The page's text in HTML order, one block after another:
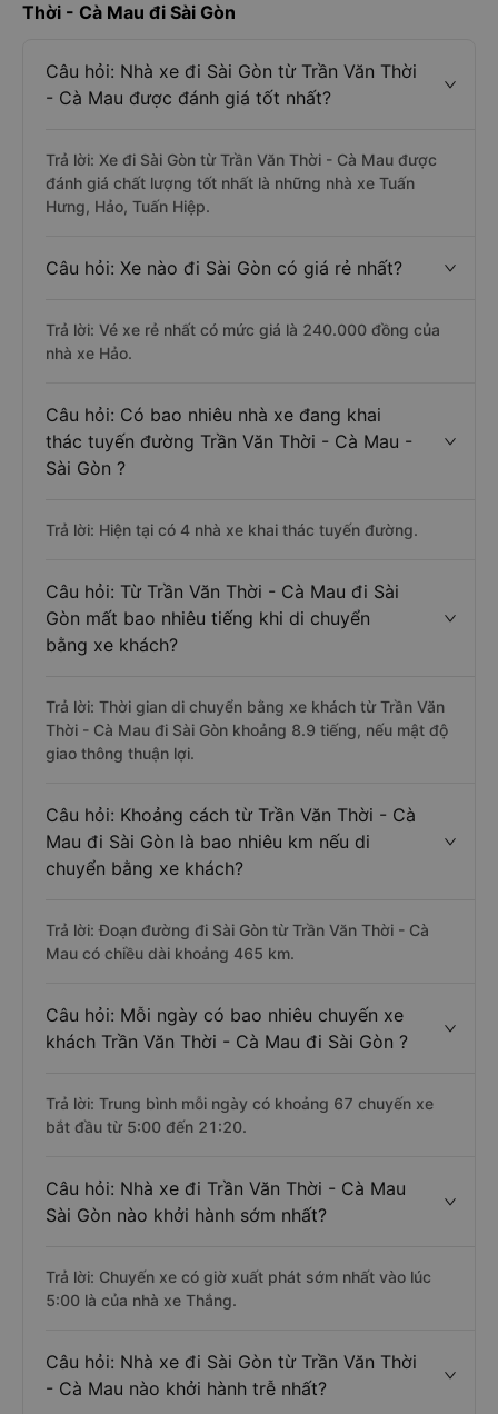
Thời - Cà Mau đi Sài Gòn
Câu hỏi: Nhà xe đi Sài Gòn từ Trần Văn Thời
- Cà Mau được đánh giá tốt nhất?
Trả lời: Xe đi Sài Gòn từ Trần Văn Thời - Cà Mau được
đánh giá chất lượng tốt nhất là những nhà xe Tuấn
Hưng, Hảo, Tuấn Hiệp.
Câu hỏi: Xe nào đi Sài Gòn có giá rẻ nhất?
Trả lời: Vé xe rẻ nhất có mức giá là 240.000 đồng của
nhà xe Hảo.
Câu hỏi: Có bao nhiêu nhà xe đang khai
thác tuyến đường Trần Văn Thời - Cà Mau -
Sài Gòn ?
Trả lời: Hiện tại có 4 nhà xe khai thác tuyến đường.
Câu hỏi: Từ Trần Văn Thời - Cà Mau đi Sài
Gòn mất bao nhiêu tiếng khi di chuyển
bằng xe khách?
Trả lời: Thời gian di chuyển bằng xe khách từ Trần Văn
Thời - Cà Mau đi Sài Gòn khoảng 8.9 tiếng, nếu mật độ
giao thông thuận lợi.
Câu hỏi: Khoảng cách từ Trần Văn Thời - Cà
Mau đi Sài Gòn là bao nhiêu km nếu di
chuyển bằng xe khách?
Trả lời: Đoạn đường đi Sài Gòn từ Trần Văn Thời - Cà
Mau có chiều dài khoảng 465 km.
Câu hỏi: Mỗi ngày có bao nhiêu chuyến xe
khách Trần Văn Thời - Cà Mau đi Sài Gòn ?
Trả lời: Trung bình mỗi ngày có khoảng 67 chuyến xe
bắt đầu từ 5:00 đến 21:20.
Câu hỏi: Nhà xe đi Trần Văn Thời - Cà Mau
Sài Gòn nào khởi hành sớm nhất?
Trả lời: Chuyến xe có giờ xuất phát sớm nhất vào lúc
5:00 là của nhà xe Thắng.
Câu hỏi: Nhà xe đi Sài Gòn từ Trần Văn Thời
- Cà Mau nào khởi hành trễ nhất?